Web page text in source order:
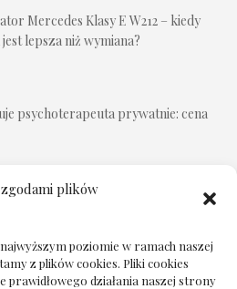
plików
poziomie w ramach naszej
z plików cookies. Pliki cookies
prawidłowego działania naszej strony
Mercedes Klasy E W212 – kiedy
lepsza niż wymiana?
psychoterapeuta prywatnie: cena
do odbioru przy zmianie biura